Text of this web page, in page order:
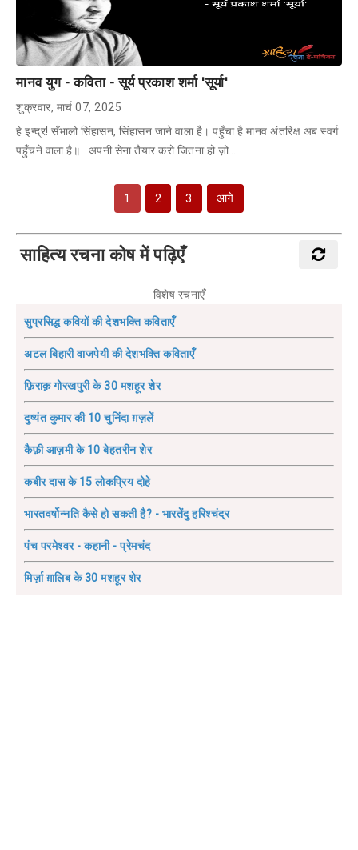
मानव युग - कविता - सूर्य प्रकाश शर्मा 'सूर्या'
शुक्रवार, मार्च 07, 2025
हे इन्द्र! सँभालो सिंहासन, सिंहासन जाने वाला है। पहुँचा है मानव अंतरिक्ष अब स्वर्ग
पहुँचने वाला है॥ अपनी सेना तैयार करो जितना हो ज़ो…
1 2 3 आगे
साहित्य रचना कोष में पढ़िएँ
विशेष रचनाएँ
सुप्रसिद्ध कवियों की देशभक्ति कविताएँ
अटल बिहारी वाजपेयी की देशभक्ति कविताएँ
फ़िराक़ गोरखपुरी के 30 मशहूर शेर
दुष्यंत कुमार की 10 चुनिंदा ग़ज़लें
कैफ़ी आज़मी के 10 बेहतरीन शेर
कबीर दास के 15 लोकप्रिय दोहे
भारतवर्षोन्नति कैसे हो सकती है? - भारतेंदु हरिश्चंद्र
पंच परमेश्वर - कहानी - प्रेमचंद
मिर्ज़ा ग़ालिब के 30 मशहूर शेर